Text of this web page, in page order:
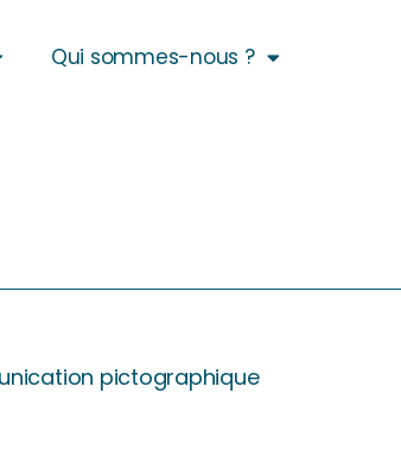
Qui sommes-nous ?
pictographique